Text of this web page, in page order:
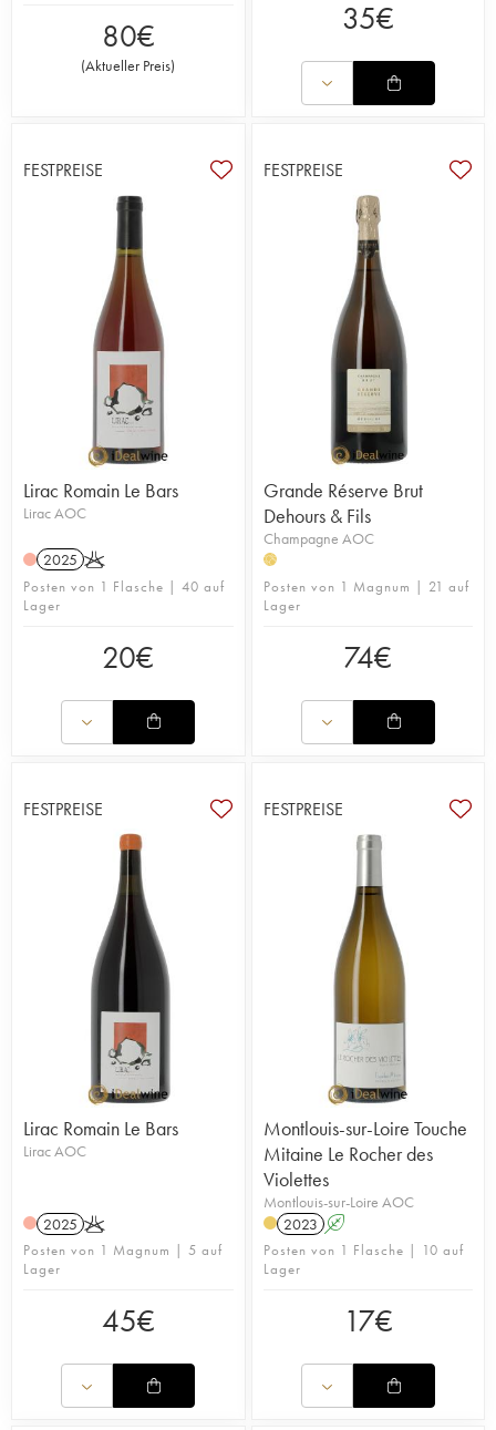
80€
(Aktueller Preis)
35€
FESTPREISE
Lirac Romain Le Bars
Lirac AOC
2025 K
Posten von 1 Flasche | 40 auf
Lager
20€
FESTPREISE
Grande Réserve Brut
Dehours & Fils
Champagne AOC
H
Posten von 1 Magnum | 21 auf
Lager
74€
FESTPREISE
Lirac Romain Le Bars
Lirac AOC
2025 K
Posten von 1 Magnum | 5 auf
Lager
45€
FESTPREISE
Montlouis-sur-Loire Touche
Mitaine Le Rocher des
Violettes
Montlouis-sur-Loire AOC
2023 A
Posten von 1 Flasche | 10 auf
Lager
17€